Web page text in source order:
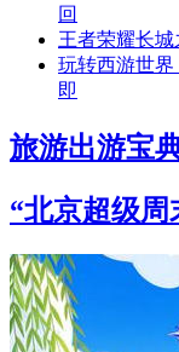
回
王者荣耀长
玩转西游世界
即
旅游出游宝
“北京超级周